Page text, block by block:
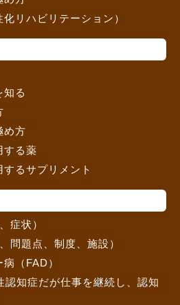
リハビリテーション）
知る
め方
する薬
るサプリメント
症状）
問題点、制度、施設）
（FAD）
認知症だが仕事を継続し、認知